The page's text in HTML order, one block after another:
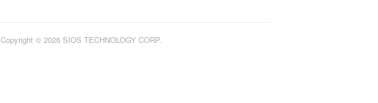
Copyright © 2026 SIOS TECHNOLOGY CORP.